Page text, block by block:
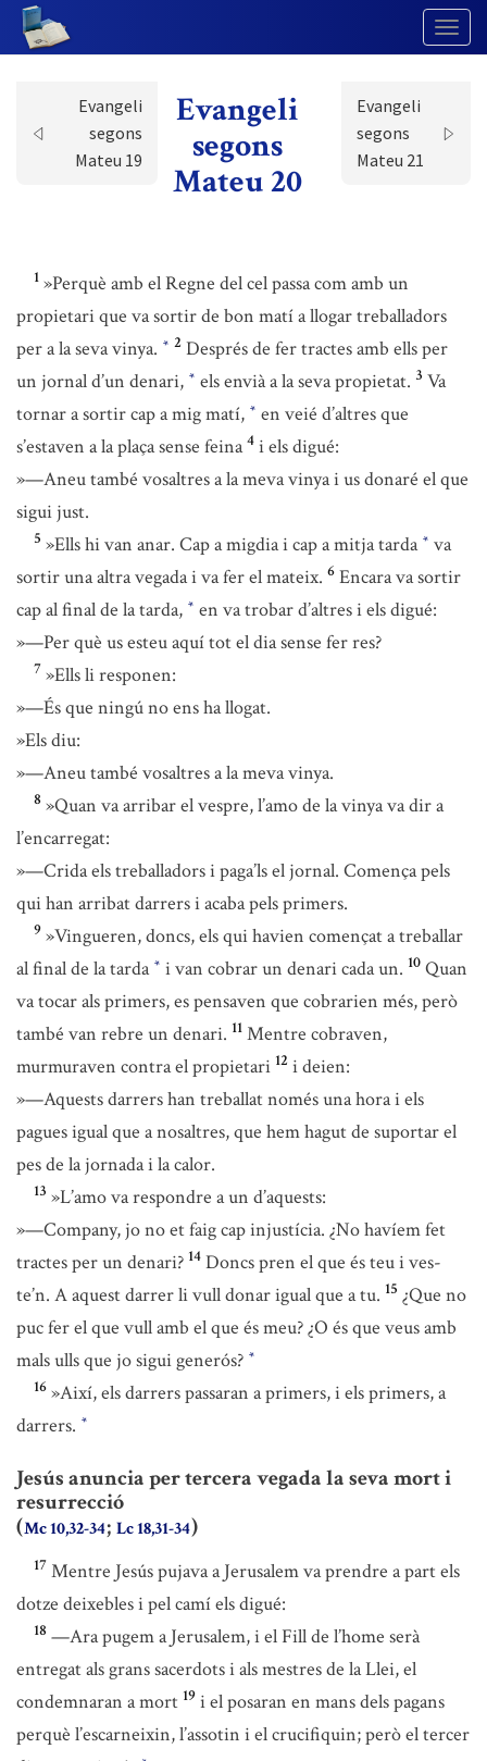
Evangeli
segons
Mateu 19
Evangeli
segons
Mateu 20
Evangeli
segons
Mateu 21
1 »Perquè amb el Regne del cel passa com amb un
propietari que va sortir de bon matí a llogar treballadors
per a la seva vinya. * 2 Després de fer tractes amb ells per
un jornal d’un denari, * els envià a la seva propietat. 3 Va
tornar a sortir cap a mig matí, * en veié d’altres que
s’estaven a la plaça sense feina 4 i els digué:
»—Aneu també vosaltres a la meva vinya i us donaré el que
sigui just.
5 »Ells hi van anar. Cap a migdia i cap a mitja tarda * va
sortir una altra vegada i va fer el mateix. 6 Encara va sortir
cap al final de la tarda, * en va trobar d’altres i els digué:
»—Per què us esteu aquí tot el dia sense fer res?
7 »Ells li responen:
»—És que ningú no ens ha llogat.
»Els diu:
»—Aneu també vosaltres a la meva vinya.
8 »Quan va arribar el vespre, l’amo de la vinya va dir a
l’encarregat:
»—Crida els treballadors i paga’ls el jornal. Comença pels
qui han arribat darrers i acaba pels primers.
9 »Vingueren, doncs, els qui havien començat a treballar
al final de la tarda * i van cobrar un denari cada un. 10 Quan
va tocar als primers, es pensaven que cobrarien més, però
també van rebre un denari. 11 Mentre cobraven,
murmuraven contra el propietari 12 i deien:
»—Aquests darrers han treballat només una hora i els
pagues igual que a nosaltres, que hem hagut de suportar el
pes de la jornada i la calor.
13 »L’amo va respondre a un d’aquests:
»—Company, jo no et faig cap injustícia. ¿No havíem fet
tractes per un denari? 14 Doncs pren el que és teu i ves-
te’n. A aquest darrer li vull donar igual que a tu. 15 ¿Que no
puc fer el que vull amb el que és meu? ¿O és que veus amb
mals ulls que jo sigui generós? *
16 »Així, els darrers passaran a primers, i els primers, a
darrers. *
Jesús anuncia per tercera vegada la seva mort i
resurrecció
(Mc 10,32-34; Lc 18,31-34)
17 Mentre Jesús pujava a Jerusalem va prendre a part els
dotze deixebles i pel camí els digué:
18 —Ara pugem a Jerusalem, i el Fill de l’home serà
entregat als grans sacerdots i als mestres de la Llei, el
condemnaran a mort 19 i el posaran en mans dels pagans
perquè l’escarneixin, l’assotin i el crucifiquin; però el tercer